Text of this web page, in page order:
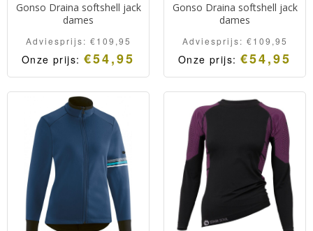
Gonso Draina softshell jack
dames
Adviesprijs: €109,95
Onze prijs: €54,95
Gonso Draina softshell jack
dames
Adviesprijs: €109,95
Onze prijs: €54,95